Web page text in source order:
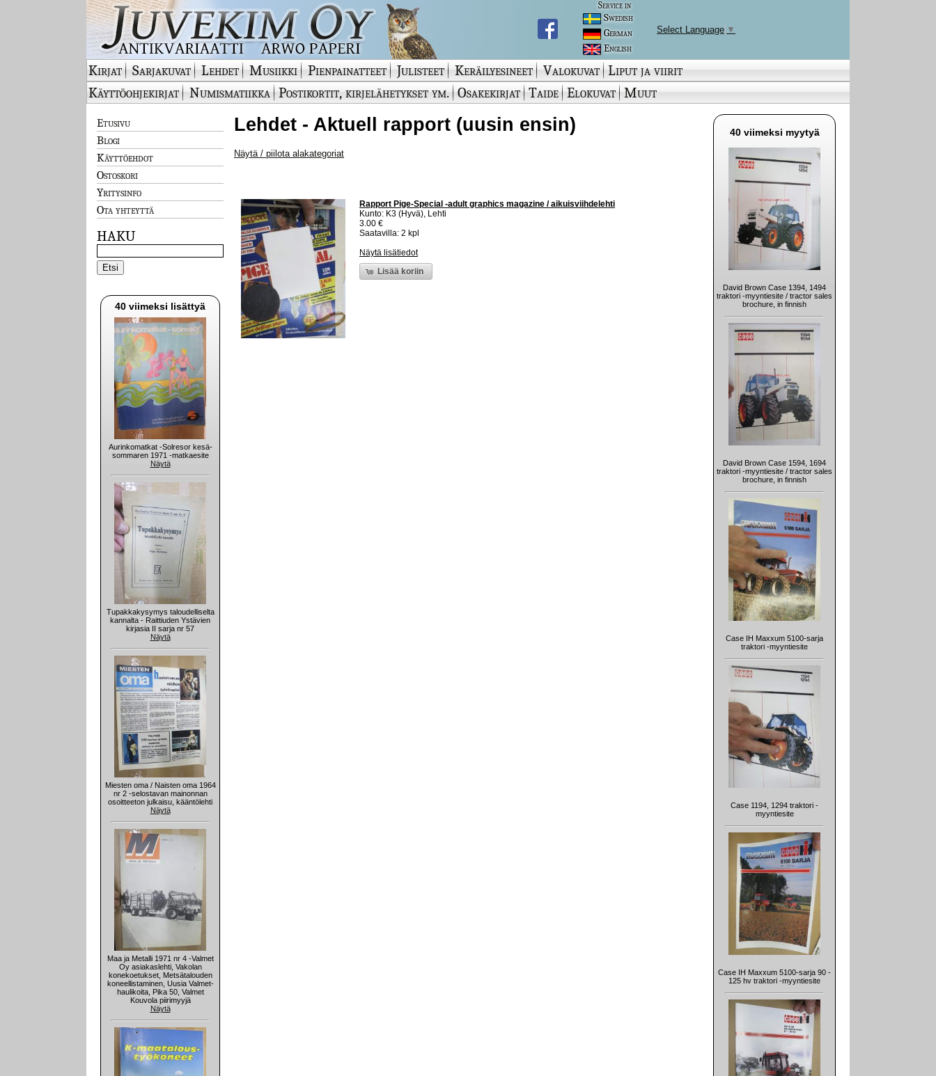
Service in
Swedish
German
English
Select Language ▼
Kirjat Sarjakuvat Lehdet Musiikki Pienpainatteet Julisteet Keräilyesineet Valokuvat Liput ja viirit
Käyttöohjekirjat
Numismatiikka Postikortit, kirjelähetykset ym. Osakekirjat Taide Elokuvat Muut
Etusivu
Blogi
Käyttöehdot
Ostoskori
Yritysinfo
Ota yhteyttä
HAKU
40 viimeksi lisättyä
Aurinkomatkat -Solresor kesä-
sommaren 1971 -matkaesite
Näytä
Tupakkakysymys taloudelliselta
kannalta - Raittiuden Ystävien
kirjasia II sarja nr 57
Näytä
Miesten oma / Naisten oma 1964
nr 2 -selostavan mainonnan
osoitteeton julkaisu, kääntölehti
Näytä
Maa ja Metalli 1971 nr 4 -Valmet
Oy asiakaslehti, Vakolan
konekoetukset, Metsätalouden
koneellistaminen, Uusia Valmet-
haulikoita, Pika 50, Valmet
Kouvola piirimyyjä
Näytä
Lehdet - Aktuell rapport (uusin ensin)
Näytä / piilota alakategoriat
Rapport Pige-Special -adult graphics magazine / aikuisviihdelehti
Kunto: K3 (Hyvä), Lehti
3.00 €
Saatavilla: 2 kpl
Näytä lisätiedot
Lisää koriin
40 viimeksi myytyä
David Brown Case 1394, 1494
traktori -myyntiesite / tractor sales
brochure, in finnish
David Brown Case 1594, 1694
traktori -myyntiesite / tractor sales
brochure, in finnish
Case IH Maxxum 5100-sarja
traktori -myyntiesite
Case 1194, 1294 traktori -
myyntiesite
Case IH Maxxum 5100-sarja 90 -
125 hv traktori -myyntiesite